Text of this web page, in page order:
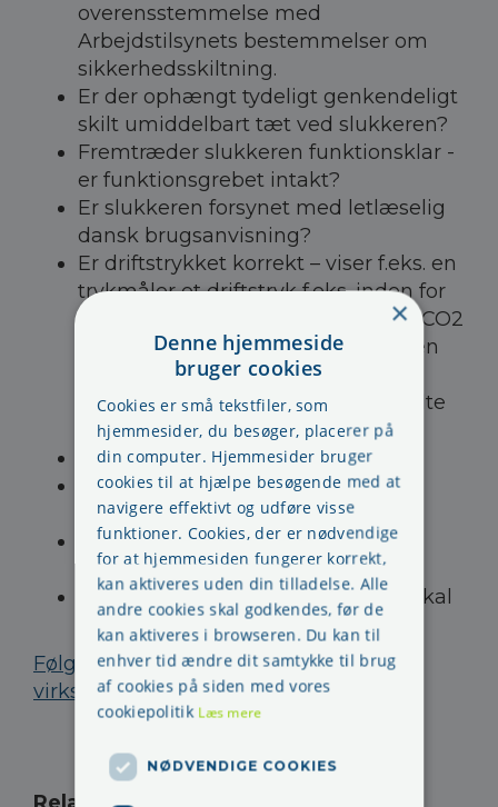
overensstemmelse med
Arbejdstilsynets bestemmelser om
sikkerhedsskiltning.
Er der ophængt tydeligt genkendeligt
skilt umiddelbart tæt ved slukkeren?
​Fremtræder slukkeren funktionsklar -
er funktionsgrebet intakt?
Er slukkeren forsynet med letlæselig
dansk brugsanvisning?
Er driftstrykket korrekt – viser f.eks. en
trykmåler et driftstryk f.eks. inden for
det grønne felt? Kontrolvejning af CO2
-slukkere for kontrol af, at slukkeren
indeholder den korrekte mængde
CO2 – det skal sikres, at de anvendte
vægte overholder kravene
Er plomberingen i orden?
Er slukkerbeholderen forfalden til
periodisk undersøgelse?
Er der åbenlyse beskadigelser på
slukkeren?
Er der ved tilsynet observeret fejl skal
slukkeren til serviceeftersyn
Følgende skema kunne bruges i Jeres
virksomhed.
×
Denne hjemmeside
bruger cookies
Cookies er små tekstfiler, som
hjemmesider, du besøger, placerer på
din computer. Hjemmesider bruger
cookies til at hjælpe besøgende med at
navigere effektivt og udføre visse
funktioner. Cookies, der er nødvendige
for at hjemmesiden fungerer korrekt,
kan aktiveres uden din tilladelse. Alle
andre cookies skal godkendes, før de
kan aktiveres i browseren. Du kan til
enhver tid ændre dit samtykke til brug
af cookies på siden med vores
cookiepolitik Læs mere
NØDVENDIGE COOKIES